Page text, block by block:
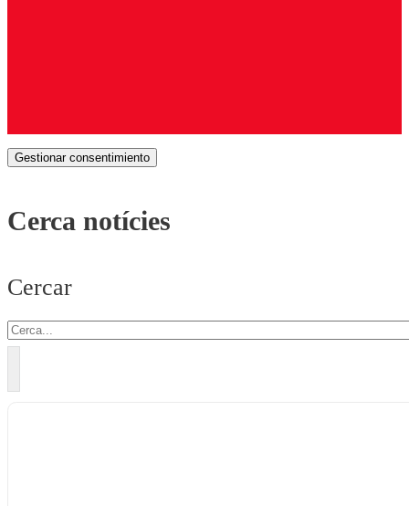
Gestionar consentimiento
Cerca notícies
Cercar